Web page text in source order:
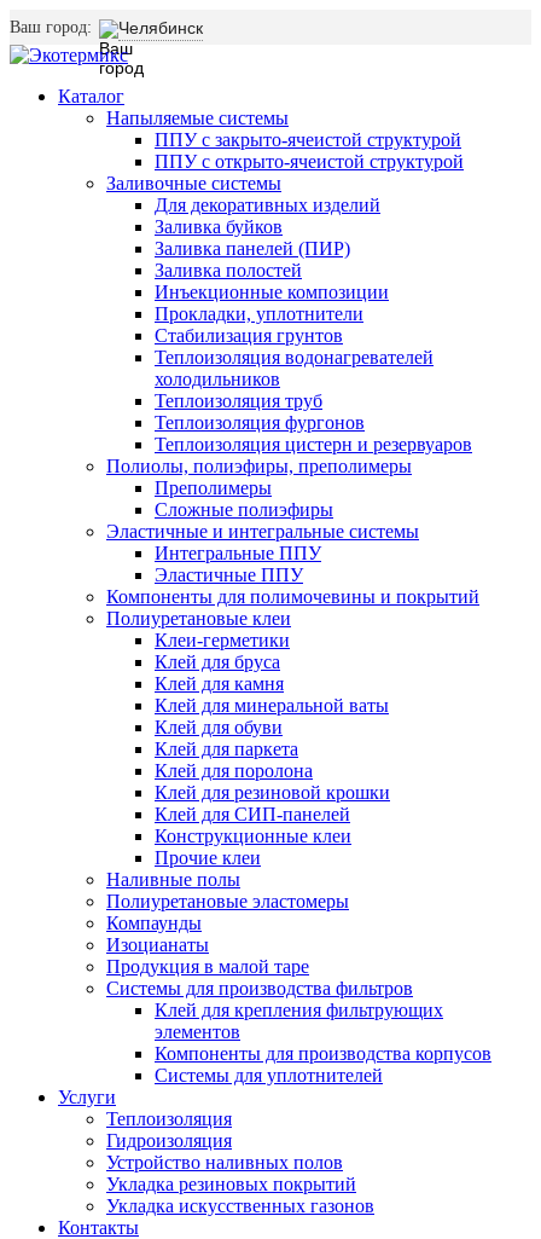
Ваш город: Челябинск
Каталог
Напыляемые системы
ППУ с закрыто-ячеистой структурой
ППУ с открыто-ячеистой структурой
Заливочные системы
Для декоративных изделий
Заливка буйков
Заливка панелей (ПИР)
Заливка полостей
Инъекционные композиции
Прокладки, уплотнители
Стабилизация грунтов
Теплоизоляция водонагревателей
холодильников
Теплоизоляция труб
Теплоизоляция фургонов
Теплоизоляция цистерн и резервуаров
Полиолы, полиэфиры, преполимеры
Преполимеры
Сложные полиэфиры
Эластичные и интегральные системы
Интегральные ППУ
Эластичные ППУ
Компоненты для полимочевины и покрытий
Полиуретановые клеи
Клеи-герметики
Клей для бруса
Клей для камня
Клей для минеральной ваты
Клей для обуви
Клей для паркета
Клей для поролона
Клей для резиновой крошки
Клей для СИП-панелей
Конструкционные клеи
Прочие клеи
Наливные полы
Полиуретановые эластомеры
Компаунды
Изоцианаты
Продукция в малой таре
Системы для производства фильтров
Клей для крепления фильтрующих
элементов
Компоненты для производства корпусов
Системы для уплотнителей
Услуги
Теплоизоляция
Гидроизоляция
Устройство наливных полов
Укладка резиновых покрытий
Укладка искусственных газонов
Контакты